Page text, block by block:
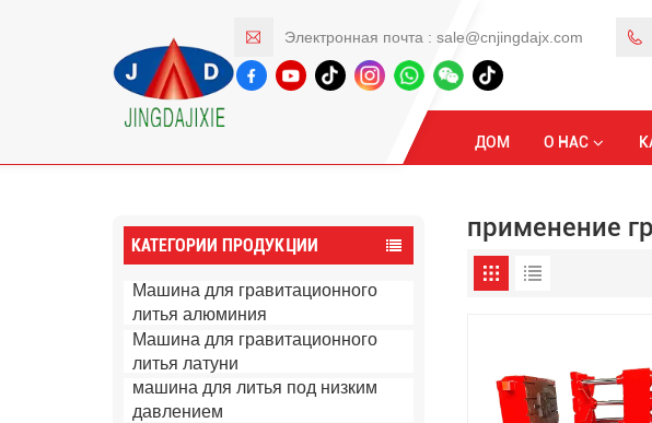
Электронная почта : sale@cnjingdajx.com
ДОМ О НАС
Продукты
КАТЕГОРИИ ПРОДУКЦИИ
Машина для гравитационного
литья алюминия
Машина для гравитационного
литья латуни
машина для литья под низким
давлением
применение